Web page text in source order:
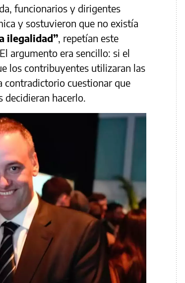
funcionarios y dirigentes
y sostuvieron que no existía
ilegalidad”, repetían este
argumento era sencillo: si el
los contribuyentes utilizaran las
contradictorio cuestionar que
hacerlo.